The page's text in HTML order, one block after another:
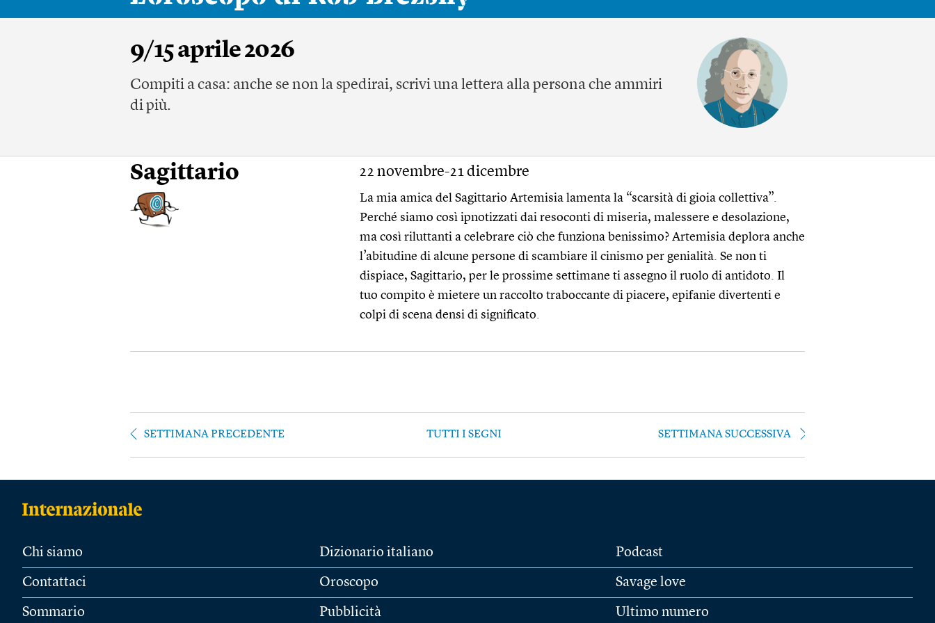
9/15 aprile 2026
Compiti a casa: anche se non la spedirai, scrivi una lettera alla persona che ammiri
di più.
Sagittario 22 novembre-21 dicembre
La mia amica del Sagittario Artemisia lamenta la “scarsità di gioia collettiva”.
Perché siamo così ipnotizzati dai resoconti di miseria, malessere e desolazione,
ma così riluttanti a celebrare ciò che funziona benissimo? Artemisia deplora anche
l’abitudine di alcune persone di scambiare il cinismo per genialità. Se non ti
dispiace, Sagittario, per le prossime settimane ti assegno il ruolo di antidoto. Il
tuo compito è mietere un raccolto traboccante di piacere, epifanie divertenti e
colpi di scena densi di significato.
SETTIMANA PRECEDENTE TUTTI I SEGNI SETTIMANA SUCCESSIVA
Chi siamo
Contattaci
Sommario
Dizionario italiano
Oroscopo
Pubblicità
Podcast
Savage love
Ultimo numero